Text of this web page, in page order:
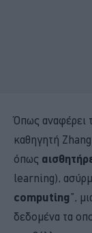
Όπως αναφέρει
καθηγητή Zhang
όπως
learning),
computing”,
δεδομένα τα